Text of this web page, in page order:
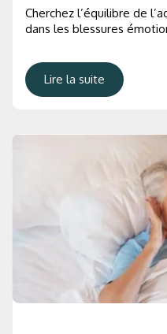
Cherchez l’équilibre de
dans les blessures
Lire la suite